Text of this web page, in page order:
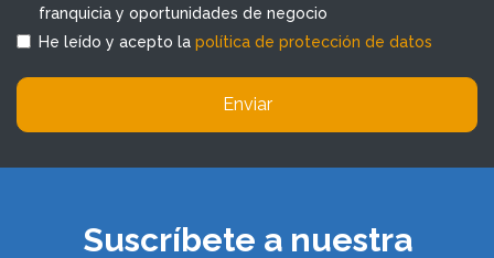
franquicia y oportunidades de negocio
He leído y acepto la política de protección de datos
Enviar
Suscríbete a nuestra